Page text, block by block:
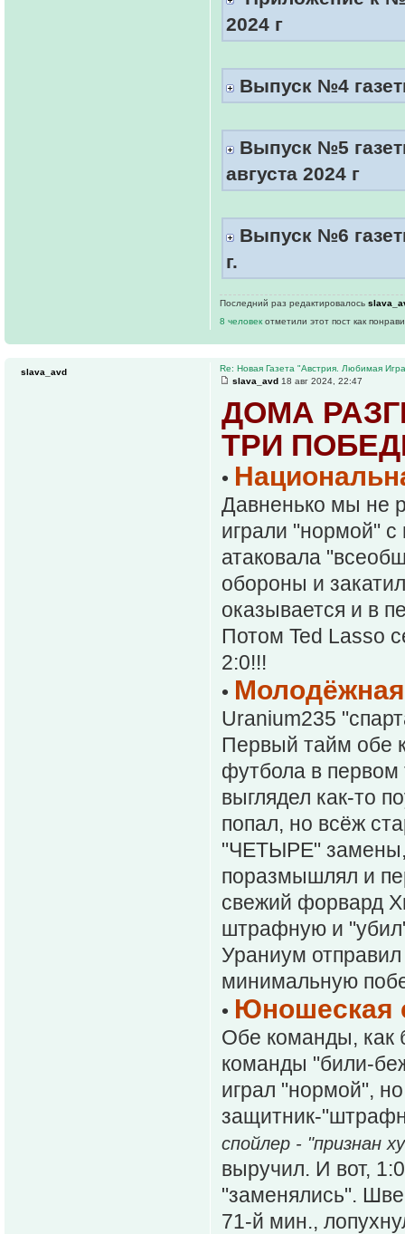
2024 г
Выпуск №4
Выпуск №5
августа 2024 г
Выпуск №6
г.
Последний раз редактировалось
8 человек отметили этот пост как
Re: Новая Газета "Австрия. Любимая
slava_avd 18 авг 2024, 22:47
ДОМА
ТРИ
•
Давненько мы не
играли "нормой"
атаковала
обороны и
оказывается и в
Потом Ted Lasso
2:0!!!
•
Uranium235
Первый тайм обе
футбола в
выглядел как-то
попал, но всёж
"ЧЕТЫРЕ" замены,
поразмышлял и
свежий форвард
штрафную и
Ураниум
минимальную
• Юношеская
Обе команды, как
команды "били-
играл "нормой",
защитник-
спойлер - "признан
выручил. И вот,
"заменялись".
71-й мин.,
slava_avd